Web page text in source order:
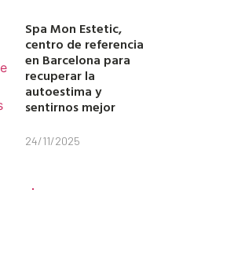
Spa Mon Estetic,
centro de referencia
en Barcelona para
recuperar la
autoestima y
sentirnos mejor
24/11/2025